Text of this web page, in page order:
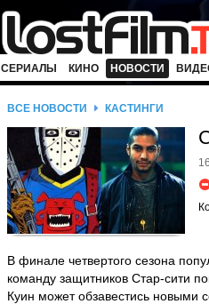
СЕРИАЛЫ КИНО НОВОСТИ
ВСЕ НОВОСТИ КАСТИНГИ
В финале четвертого сезона
команду защитников Стар-сити
Куин может обзавестись новыми